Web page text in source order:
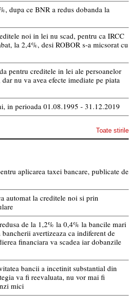
dupa ce BNR a redus dobanda la
noi in lei nu scad, pentru ca IRCC
la 2,4%, desi ROBOR s-a micsorat cu
pentru creditele in lei ale persoanelor
nu va avea efecte imediate pe piata
in perioada 01.08.1995 - 31.12.2019
Toate stirile
aplicarea taxei bancare, publicate de
automat la creditele noi si prin
de la 1,2% la 0,4% la bancile mari
avertizeaza ca indiferent de
financiara va scadea iar dobanzile
bancii a incetinit substantial din
va fi reevaluata, nu vor mai fi
mici